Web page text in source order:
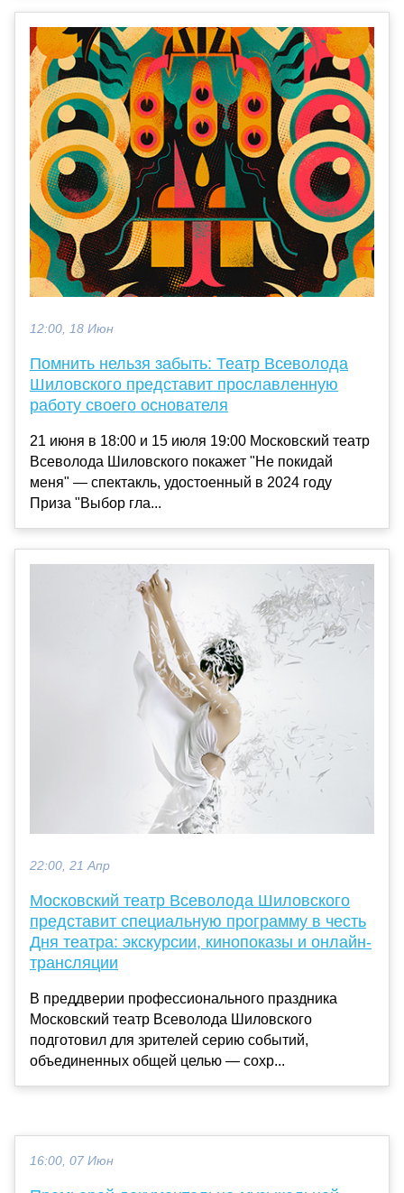
12:00, 18 Июн
Помнить нельзя забыть: Театр Всеволода
Шиловского представит прославленную
работу своего основателя
21 июня в 18:00 и 15 июля 19:00 Московский театр
Всеволода Шиловского покажет "Не покидай
меня" — спектакль, удостоенный в 2024 году
Приза "Выбор гла...
22:00, 21 Апр
Московский театр Всеволода Шиловского
представит специальную программу в честь
Дня театра: экскурсии, кинопоказы и онлайн-
трансляции
В преддверии профессионального праздника
Московский театр Всеволода Шиловского
подготовил для зрителей серию событий,
объединенных общей целью — сохр...
16:00, 07 Июн